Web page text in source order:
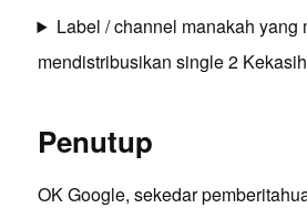
Label / channel manakah yang
mendistribusikan single 2
Penutup
OK Google, sekedar